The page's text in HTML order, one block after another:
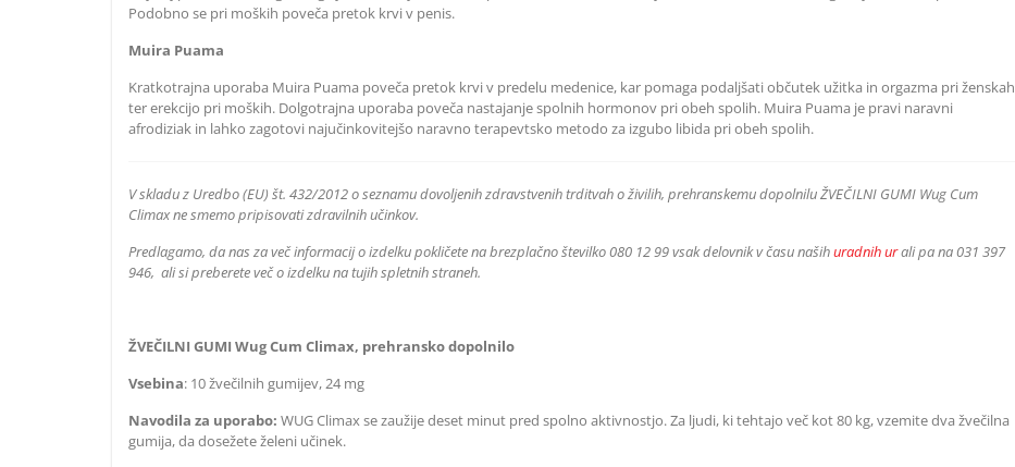
Podobno se pri moških poveča pretok krvi v penis.
Muira Puama
Kratkotrajna uporaba Muira Puama poveča pretok krvi v predelu medenice, kar pomaga podaljšati občutek užitka in orgazma pri ženskah
ter erekcijo pri moških. Dolgotrajna uporaba poveča nastajanje spolnih hormonov pri obeh spolih. Muira Puama je pravi naravni
afrodiziak in lahko zagotovi najučinkovitejšo naravno terapevtsko metodo za izgubo libida pri obeh spolih.
V skladu z Uredbo (EU) št. 432/2012 o seznamu dovoljenih zdravstvenih trditvah o živilih, prehranskemu dopolnilu ŽVEČILNI GUMI Wug Cum
Climax ne smemo pripisovati zdravilnih učinkov.
Predlagamo, da nas za več informacij o izdelku pokličete na brezplačno številko 080 12 99 vsak delovnik v času našihuradnih urali pa na 031 397
946, ali si preberete več o izdelku na tujih spletnih straneh.
ŽVEČILNI GUMI Wug Cum Climax, prehransko dopolnilo
Vsebina: 10 žvečilnih gumijev, 24 mg
Navodila za uporabo: WUG Climax se zaužije deset minut pred spolno aktivnostjo. Za ljudi, ki tehtajo več kot 80 kg, vzemite dva žvečilna
gumija, da dosežete želeni učinek.